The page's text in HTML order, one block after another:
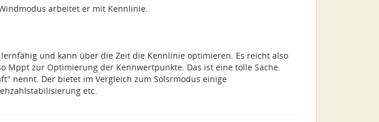
arbeitet er mit Kennlinie.
und kann über die Zeit die Kennlinie optimieren. Es reicht also
Mppt zur Optimierung der Kennwertpunkte. Das ist eine tolle Sache.
nennt. Der bietet im Vergleich zum Solsrmodus einige
etc.